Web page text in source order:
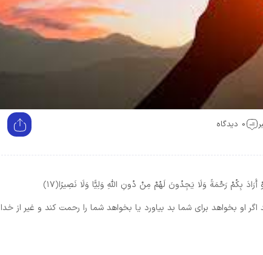
0 دیدگاه
بِكُمْ رَحْمَةً وَلَا يَجِدُونَ لَهُمْ مِنْ دُونِ اللَّهِ وَلِيًّا وَلَا نَصِيرًا﴿۱۷﴾
او بخواهد براى شما بد بياورد يا بخواهد شما را رحمت كند و غير از خدا